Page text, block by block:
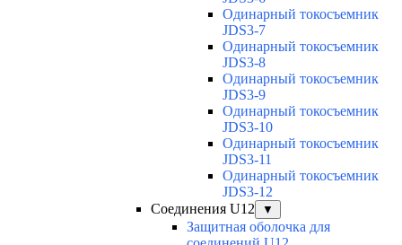
Одинарный токосъемник
JDS3-7
Одинарный токосъемник
JDS3-8
Одинарный токосъемник
JDS3-9
Одинарный токосъемник
JDS3-10
Одинарный токосъемник
JDS3-11
Одинарный токосъемник
JDS3-12
Соединения U12
▼
Защитная оболочка для